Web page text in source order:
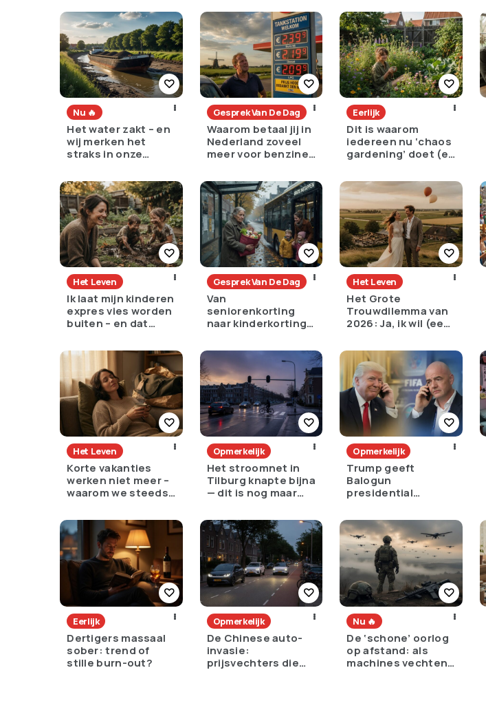
Nu 🔥
Het water zakt – en
wij merken het
straks in onze
Gesprek Van De Dag
Waarom betaal jij in
Nederland zoveel
meer voor benzine
Europa?
Eerlijk
Dit is waarom
iedereen nu ‘chaos
gardening’ doet (en
Het Leven
Ik laat mijn kinderen
expres vies worden
buiten – en dat
Gesprek Van De Dag
Van
seniorenkorting
naar kinderkorting:
of een pijnlijke ruil?
Het Leven
Het Grote
Trouwdilemma van
2026: Ja, ik wil (een
schuld)?
Het Leven
Korte vakanties
werken niet meer –
waarom we steeds
Opmerkelijk
Het stroomnet in
Tilburg knapte bijna
— dit is nog maar
Opmerkelijk
Trump geeft
Balogun
presidential
kaart
Eerlijk
Dertigers massaal
sober: trend of
stille burn-out?
Opmerkelijk
De Chinese auto-
invasie:
prijsvechters die
Nu 🔥
De ‘schone’ oorlog
op afstand: als
machines vechten,